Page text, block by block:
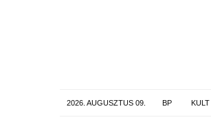
2026. AUGUSZTUS 09. BP KULT